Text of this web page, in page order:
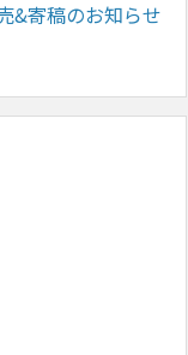
&寄稿のお知らせ